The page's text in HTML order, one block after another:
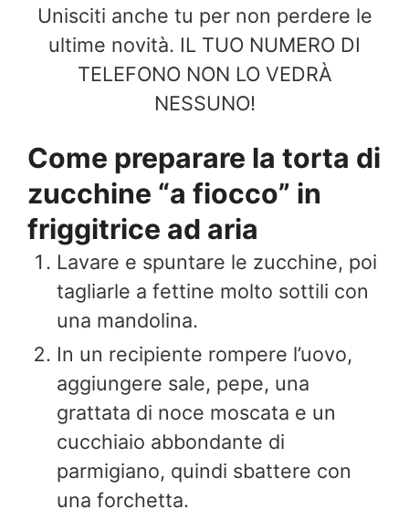
Unisciti anche tu per non perdere le
ultime novità. IL TUO NUMERO DI
TELEFONO NON LO VEDRÀ
NESSUNO!
Come preparare la torta di
zucchine “a fiocco” in
friggitrice ad aria
Lavare e spuntare le zucchine, poi
tagliarle a fettine molto sottili con
una mandolina.
In un recipiente rompere l’uovo,
aggiungere sale, pepe, una
grattata di noce moscata e un
cucchiaio abbondante di
parmigiano, quindi sbattere con
una forchetta.